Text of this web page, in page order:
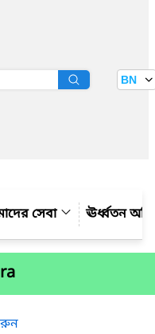
BN
সেবা ঊর্ধ্বতন